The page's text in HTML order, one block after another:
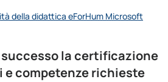
della didattica eForHum Microsoft
la certificazione
e competenze richieste